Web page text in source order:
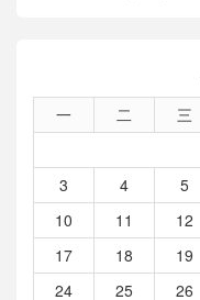
一 二 三
3
4 5
10
11 12
17
18 19
24
25 26